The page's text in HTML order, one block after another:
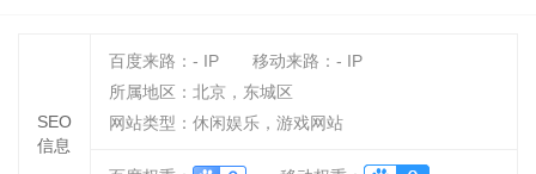
SEO
信息
百度来路： - IP 移动来路： - IP
所属地区：北京，东城区
网站类型：休闲娱乐，游戏网站